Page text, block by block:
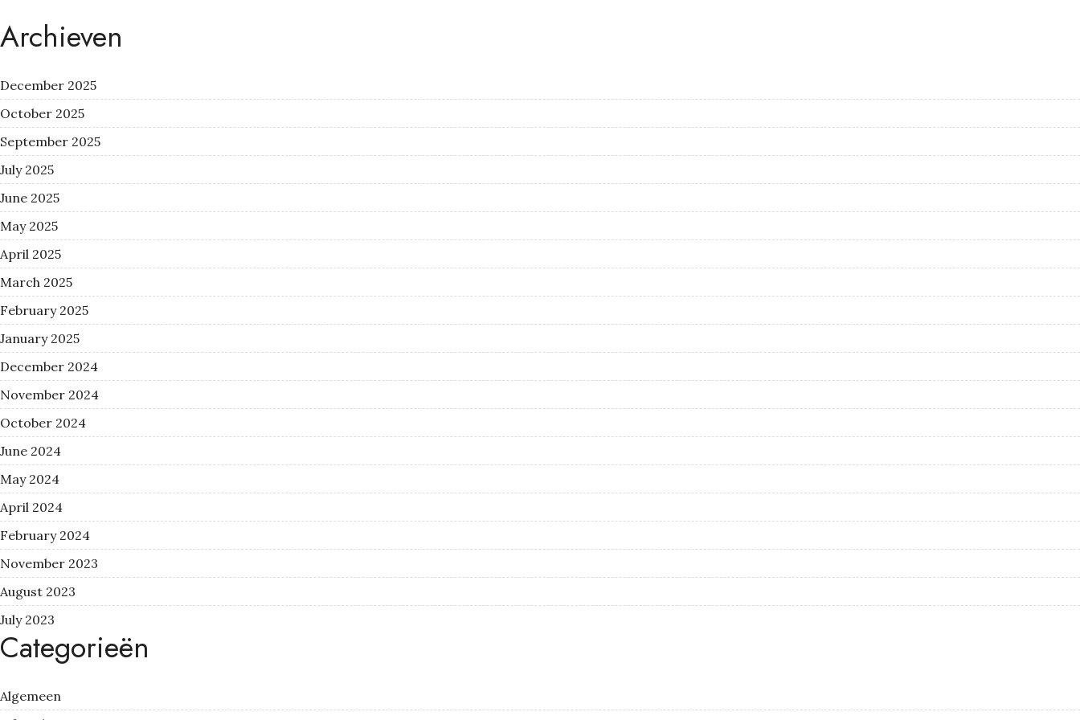
Archieven
December 2025
October 2025
September 2025
July 2025
June 2025
May 2025
April 2025
March 2025
February 2025
January 2025
December 2024
November 2024
October 2024
June 2024
May 2024
April 2024
February 2024
November 2023
August 2023
July 2023
Categorieën
Algemeen